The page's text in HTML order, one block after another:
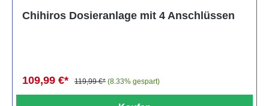
Chihiros Dosieranlage mit 4 Anschlüssen
109,99 €* 119,99 €* (8.33% gespart)